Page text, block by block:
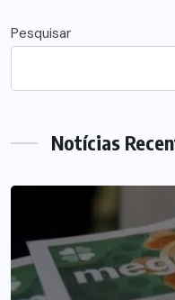
Pesquisar
Notícias